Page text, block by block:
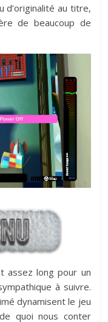
d’originalité au titre,
de beaucoup de
assez long pour un
à suivre.
dynamisent le jeu
quoi nous conter